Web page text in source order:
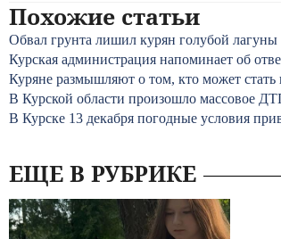
Похожие статьи
Обвал грунта лишил курян голубой лагуны
Курская администрация напоминает об
Куряне размышляют о том, кто может стать
В Курской области произошло массовое
В Курске 13 декабря погодные условия
ЕЩЕ В РУБРИКЕ